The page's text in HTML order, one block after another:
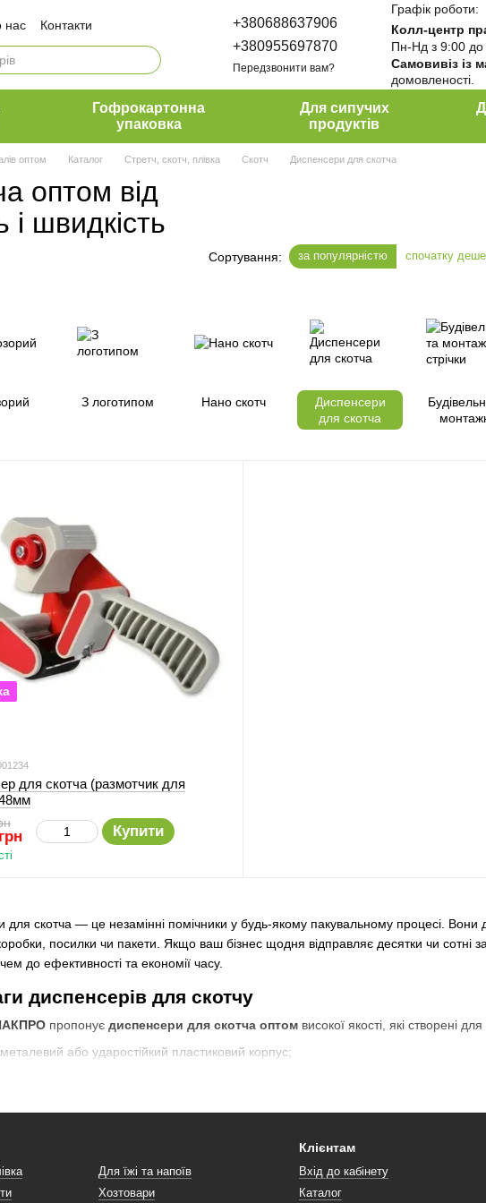
нас
Контакти
Наші клієнти
+380688637906
+380955697870
Передзвонити вам?
Графік роботи:
Колл-центр
Пн-Нд з 9:00 до
Самовивіз із
домовленості.
Гофрокартонна
упаковка
Для сипучих
продуктів
оптом Каталог Стретч, скотч, плівка Скотч Диспенсери для скотча
оптом від
швидкість
Сортування: за популярністю спочатку
З логотипом Нано скотч
Диспенсери
для скотча
для скотча — це незамінні помічники у будь-якому пакувальному процесі.
посилки чи пакети. Якщо ваш бізнес щодня відправляє десятки чи сотні
до ефективності та економії часу.
диспенсерів для скотчу
пропонує диспенсери для скотча оптом високої якості, які створені
або ударостійкий пластиковий корпус;
у логістиці, інтернет-магазинах, на складах і виробництві.
для скотча (размотчик для
Купити
Для їжі та напоїв
Хозтовари
Клієнтам
Вхід до кабінету
Каталог